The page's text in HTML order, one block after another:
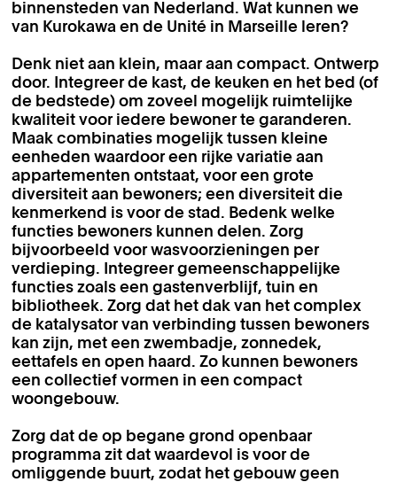
binnensteden van Nederland. Wat kunnen we
van Kurokawa en de Unité in Marseille leren?
Denk niet aan klein, maar aan compact. Ontwerp
door. Integreer de kast, de keuken en het bed (of
de bedstede) om zoveel mogelijk ruimtelijke
kwaliteit voor iedere bewoner te garanderen.
Maak combinaties mogelijk tussen kleine
eenheden waardoor een rijke variatie aan
appartementen ontstaat, voor een grote
diversiteit aan bewoners; een diversiteit die
kenmerkend is voor de stad. Bedenk welke
functies bewoners kunnen delen. Zorg
bijvoorbeeld voor wasvoorzieningen per
verdieping. Integreer gemeenschappelijke
functies zoals een gastenverblijf, tuin en
bibliotheek. Zorg dat het dak van het complex
de katalysator van verbinding tussen bewoners
kan zijn, met een zwembadje, zonnedek,
eettafels en open haard. Zo kunnen bewoners
een collectief vormen in een compact
woongebouw.
Zorg dat de op begane grond openbaar
programma zit dat waardevol is voor de
omliggende buurt, zodat het gebouw geen